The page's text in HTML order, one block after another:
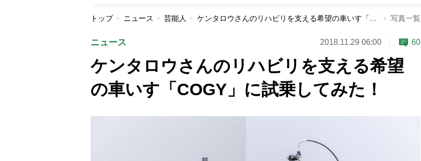
トップ ニュース 芸能人 ケンタロウさんのリハビリを支える希望の車いす「COGY」に試乗してみた！ 写真一覧
ニュース 2018.11.29 06:00 60
ケンタロウさんのリハビリを支える希望
の車いす「COGY」に試乗してみた！